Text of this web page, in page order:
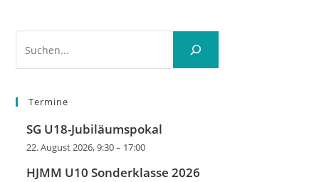
Termine
SG U18-Jubiläumspokal
22. August 2026, 9:30– 17:00
HJMM U10 Sonderklasse 2026